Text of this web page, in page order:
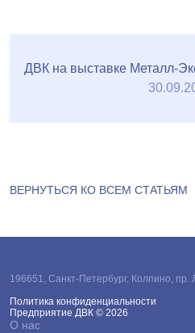
ДВК на выставке Металл-
ВЕРНУТЬСЯ КО ВСЕМ СТАТЬЯМ
196651, Санкт-Петербург, Колпино, пр.
Политика конфиденциальности
Предприятие ДВК © 2026
О нас